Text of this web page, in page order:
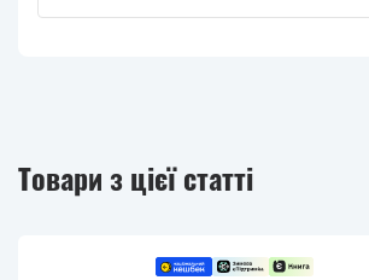
Товари з цієї статті